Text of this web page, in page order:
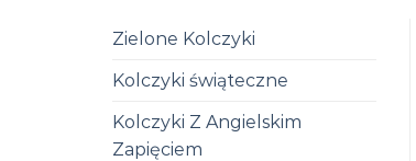
Zielone Kolczyki
Kolczyki świąteczne
Kolczyki Z Angielskim
Zapięciem